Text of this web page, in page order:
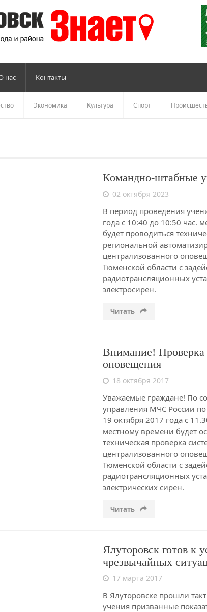
нас Контакты
Экономика Культура Спорт
Командно-штабные
02 октября 2023
В период проведения
года с 10:40 до 10:50 час.
будет проводиться
региональной
централизованного
Тюменской области с
радиотрансляционных
электросирен.
Читать
Внимание! Проверка
оповещения
18 октября 2017
Уважаемые граждане! По
управления МЧС России
19 октября 2017 года с
местному времени будет
техническая проверка
централизованного
Тюменской области с
радиотрансляционных
электрических сирен.
Читать
Ялуторовск готов к
чрезвычайных
17 марта 2017
В Ялуторовске прошли
учения призванные